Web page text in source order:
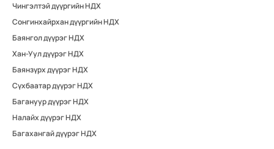
Чингэлтэй дүүргийн НДХ
Сонгинхайрхан дүүргийн НДХ
Баянгол дүүрэг НДХ
Хан-Уул дүүрэг НДХ
Баянзүрх дүүрэг НДХ
Сүхбаатар дүүрэг НДХ
Багануур дүүрэг НДХ
Налайх дүүрэг НДХ
Багахангай дүүрэг НДХ